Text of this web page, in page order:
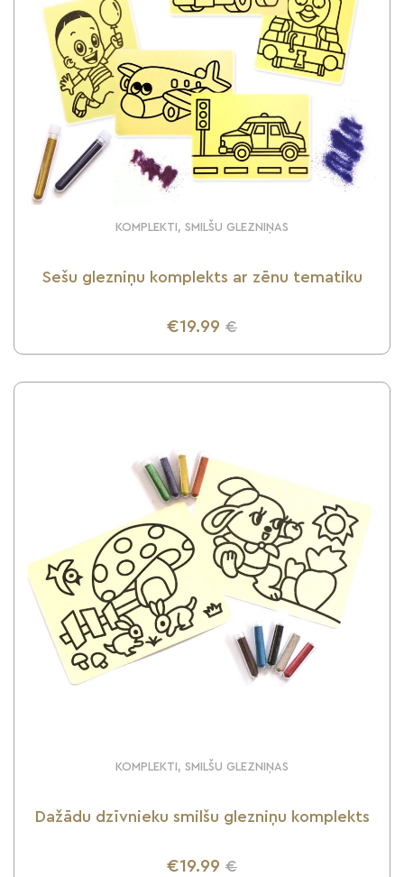
KOMPLEKTI, SMILŠU GLEZNIŅAS
Sešu glezniņu komplekts ar zēnu tematiku
€19.99 €
UZZINI VAIRĀK
KOMPLEKTI, SMILŠU GLEZNIŅAS
Dažādu dzīvnieku smilšu glezniņu komplekts
€19.99 €